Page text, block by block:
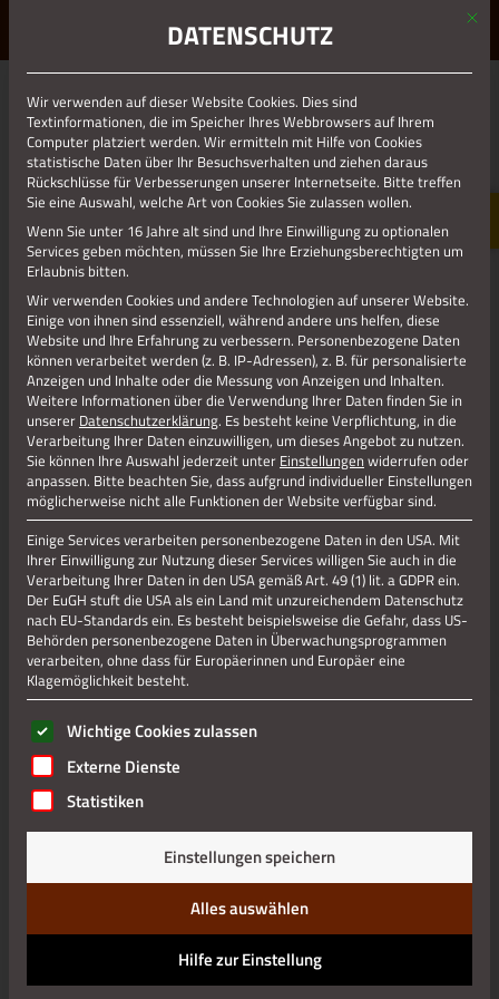
ERLEBE STOLBERG.ERLEBE DICH.
01.01.1970
SCHLANGENBERG
Jetzt teilen
Jetzt teilen
Datenschutz
Mit
DATENSCHUTZ
Wir verwenden auf dieser Website Cookies. Dies sind
Textinformationen, die im Speicher Ihres Webbrowsers auf Ihrem
Computer platziert werden. Wir ermitteln mit Hilfe von Cookies
statistische Daten über Ihr Besuchsverhalten und ziehen daraus
Rückschlüsse für Verbesserungen unserer Internetseite. Bitte treffen
Sie eine Auswahl, welche Art von Cookies Sie zulassen wollen.
Wenn Sie unter 16 Jahre alt sind und Ihre Einwilligung zu optionalen
Services geben möchten, müssen Sie Ihre Erziehungsberechtigten um
Erlaubnis bitten.
Wir verwenden Cookies und andere Technologien auf unserer Website.
Einige von ihnen sind essenziell, während andere uns helfen, diese
Website und Ihre Erfahrung zu verbessern. Personenbezogene Daten
können verarbeitet werden (z. B. IP-Adressen), z. B. für personalisierte
Anzeigen und Inhalte oder die Messung von Anzeigen und Inhalten.
Weitere Informationen über die Verwendung Ihrer Daten finden Sie in
unserer Datenschutzerklärung. Es besteht keine Verpflichtung, in die
Verarbeitung Ihrer Daten einzuwilligen, um dieses Angebot zu nutzen.
Sie können Ihre Auswahl jederzeit unter Einstellungen widerrufen oder
anpassen. Bitte beachten Sie, dass aufgrund individueller Einstellungen
möglicherweise nicht alle Funktionen der Website verfügbar sind.
Einige Services verarbeiten personenbezogene Daten in den USA. Mit
Ihrer Einwilligung zur Nutzung dieser Services willigen Sie auch in die
Verarbeitung Ihrer Daten in den USA gemäß Art. 49 (1) lit. a GDPR ein.
Der EuGH stuft die USA als ein Land mit unzureichendem Datenschutz
nach EU-Standards ein. Es besteht beispielsweise die Gefahr, dass US-
Behörden personenbezogene Daten in Überwachungsprogrammen
verarbeiten, ohne dass für Europäerinnen und Europäer eine
Klagemöglichkeit besteht.
Es folgt eine Liste der Service-Gruppen, für die eine
Wichtige Cookies zulassen
Externe Dienste
Statistiken
Einstellungen speichern
Alles auswählen
Hilfe zur Einstellung